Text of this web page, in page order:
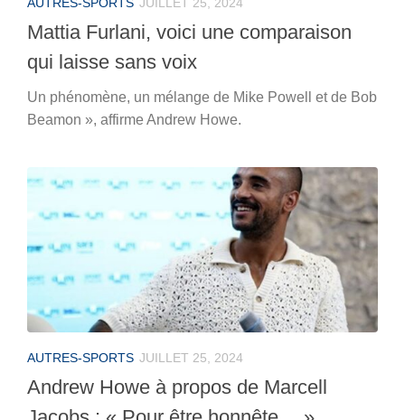
Mattia Furlani, voici une comparaison
qui laisse sans voix
Un phénomène, un mélange de Mike Powell et de Bob
Beamon », affirme Andrew Howe.
AUTRES-SPORTS JUILLET 25, 2024
Andrew Howe à propos de Marcell